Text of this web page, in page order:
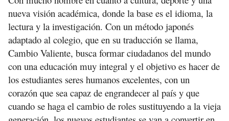
nueva visión académica, donde la base es el idioma, la
lectura y la investigación. Con un método japonés
adaptado al colegio, que en su traducción se llama,
Cambio Valiente, busca formar ciudadanos del mundo
con una educación muy integral y el objetivo es hacer de
los estudiantes seres humanos excelentes, con un
corazón que sea capaz de engrandecer al país y que
cuando se haga el cambio de roles sustituyendo a la vieja